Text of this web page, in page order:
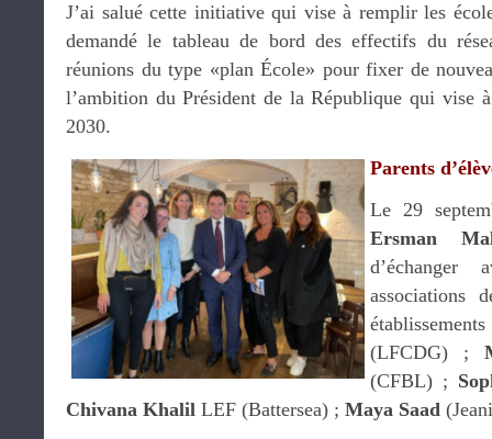
J’ai salué cette initiative qui vise à remplir les
demandé le tableau de bord des effectifs du
réunions du type «plan École» pour fixer de
l’ambition du Président de la République qui vise
2030.
Parents
Le 29
Ersman
d’échanger
associations
(LFCDG) ;
(CFBL) ;
Chivana Khalil LEF (Battersea) ; Maya Saad